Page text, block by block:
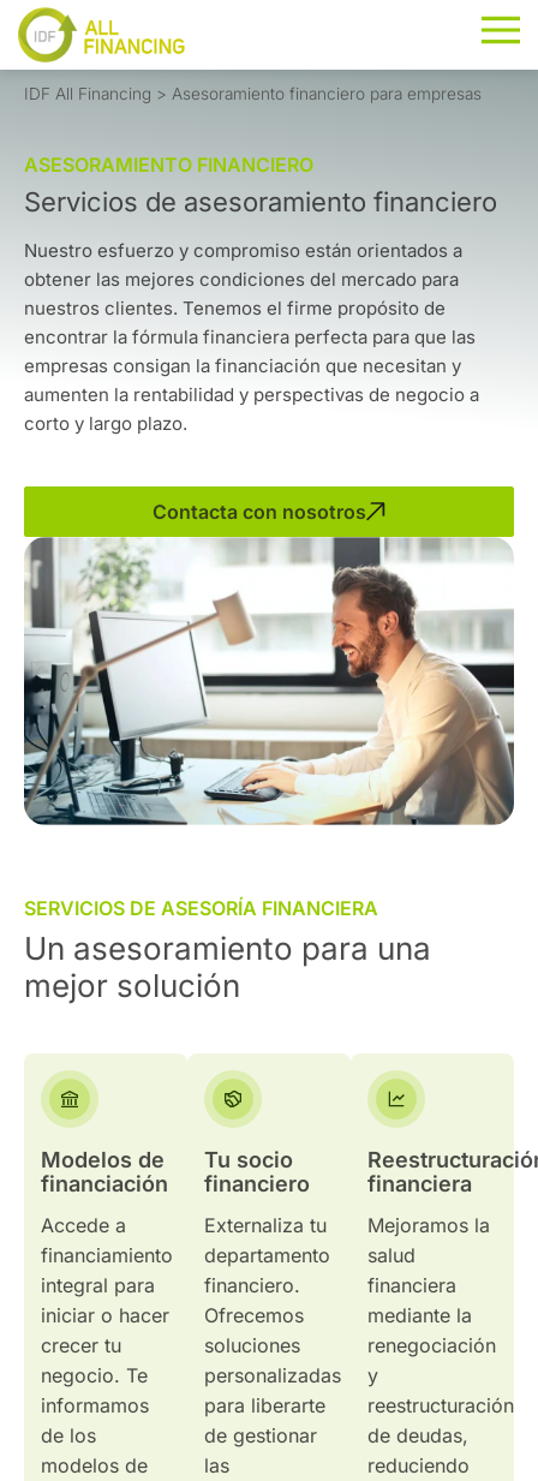
IDF All Financing > Asesoramiento financiero para empresas
ASESORAMIENTO FINANCIERO
Servicios de asesoramiento financiero
Nuestro esfuerzo y compromiso están orientados a
obtener las mejores condiciones del mercado para
nuestros clientes. Tenemos el firme propósito de
encontrar la fórmula financiera perfecta para que las
empresas consigan la financiación que necesitan y
aumenten la rentabilidad y perspectivas de negocio a
corto y largo plazo.
Contacta con nosotros
SERVICIOS DE ASESORÍA FINANCIERA
Un asesoramiento para una
mejor solución
Modelos de
financiación
Accede a
financiamiento
integral para
iniciar o hacer
crecer tu
negocio. Te
informamos
de los
modelos de
Tu socio
financiero
Externaliza tu
departamento
financiero.
Ofrecemos
soluciones
personalizadas
para liberarte
de gestionar
las
financiera
Mejoramos la
salud
financiera
mediante la
renegociación
y
reestructuración
de deudas,
reduciendo